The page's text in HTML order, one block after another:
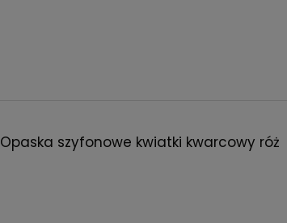
Opaska szyfonowe kwiatki kwarcowy róż